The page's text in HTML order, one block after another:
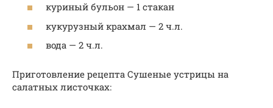
куриный бульон — 1 стакан
кукурузный крахмал — 2 ч.л.
вода — 2 ч.л.
Приготовление рецепта Сушеные устрицы на
салатных листочках: